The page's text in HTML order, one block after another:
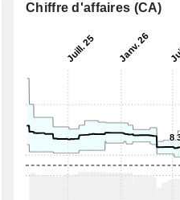
Chiffre d'affaires (CA)